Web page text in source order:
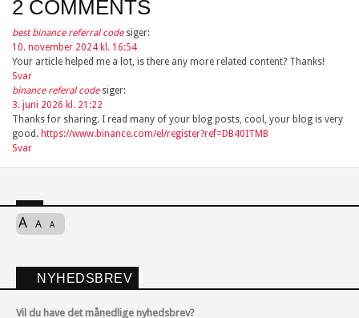
2 COMMENTS
best binance referral code siger:
10. november 2024 kl. 16:54
Your article helped me a lot, is there any more related content? Thanks!
Svar
binance referal code siger:
3. juni 2026 kl. 21:22
Thanks for sharing. I read many of your blog posts, cool, your blog is very
good. https://www.binance.com/el/register?ref=DB40ITMB
Svar
A A A
NYHEDSBREV
Vil du have det månedlige nyhedsbrev?